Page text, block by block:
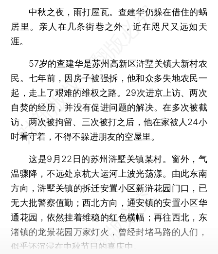
中秋之夜，雨打屋瓦。查建华仍躲在借住的蜗
居里。亲人在几条街巷之外，近在咫尺又远如天
涯。
57岁的查建华是苏州高新区浒墅关镇大新村农
民。七年前，因房子被强拆，他和众多失地农民一
起，走上了艰难的维权之路。29次进京上访、两次
自焚的经历，并没有促进问题的解决。在多次被截
访、两次被拘留、三次被打之后，他在家被人24小
时看守着，不得不躲进朋友的空屋里。
这是9月22日的苏州浒墅关镇某村。窗外，气
温骤降，不远处京杭大运河上波光荡漾。由此东南
方向，浒墅关镇的拆迁安置小区新浒花园门口，已
无大批警察值勤；西北方向，通安镇的安置小区华
通花园，依然挂着维稳的红色横幅；再往西北，东
渚镇的龙景花园万家灯火，曾经封堵马路的人们，
似乎还沉浸在中秋节日的喜庆中。